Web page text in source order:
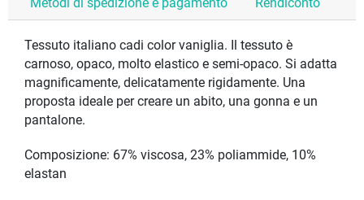
Metodi di spedizione e pagamento Rendiconto
Tessuto italiano cadi color vaniglia. Il tessuto è
carnoso, opaco, molto elastico e semi-opaco. Si adatta
magnificamente, delicatamente rigidamente. Una
proposta ideale per creare un abito, una gonna e un
pantalone.
Composizione: 67% viscosa, 23% poliammide, 10%
elastan